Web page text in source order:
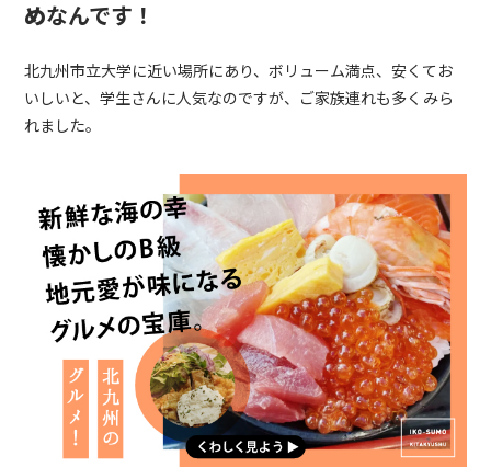
めなんです！
北九州市立大学に近い場所にあり、ボリューム満点、安くてお
いしいと、学生さんに人気なのですが、ご家族連れも多くみら
れました。